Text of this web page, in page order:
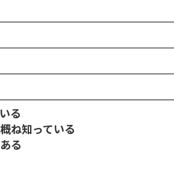
る
ね知っている
る